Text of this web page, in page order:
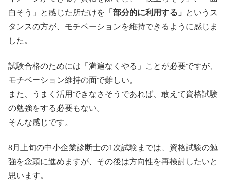
白そう」と感じた所だけを 「部分的に利用する」
というス
タンスの方が、モチベーションを維持できるように感じま
した。
試験合格のためには「満遍なくやる」ことが必要ですが、
モチベーション維持の面で難しい。
また、うまく活用できなさそうであれば、敢えて資格試験
の勉強をする必要もない。
そんな感じです。
8月上旬の中小企業診断士の1次試験までは、資格試験の勉
強を念頭に進めますが、その後は方向性を再検討したいと
思います。